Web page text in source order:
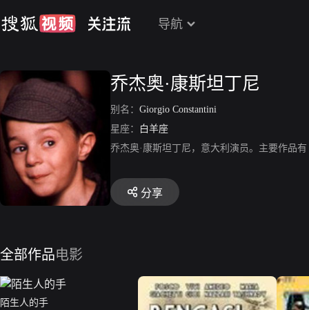
导航
乔杰奥·康斯坦丁尼
别名： Giorgio Constantini
星座：
白羊座
乔杰奥·康斯坦丁尼，意大利演员。主要作品有
分享
全部作品电影
陌生人的手